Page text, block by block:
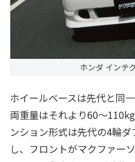
ホンダ インテ
ホイールベースは先代と同
両重量はそれより60～
ンション形式は先代の4輪
し、フロントがマクファー